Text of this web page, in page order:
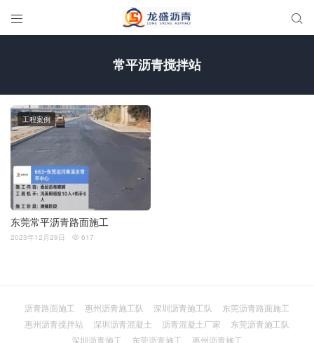
 
常平沥青搅拌站
东莞常平沥青路面施工
工程案例
2023年12月29日  617
沥青路面施工 惠州沥青施工队 深圳沥青施工队
东莞沥青路面施工
惠州沥青搅拌站
深圳沥青混凝土 沥青混凝土厂家
东莞沥青施工队
深圳沥青施工
东莞沥青施工
惠州沥青施工